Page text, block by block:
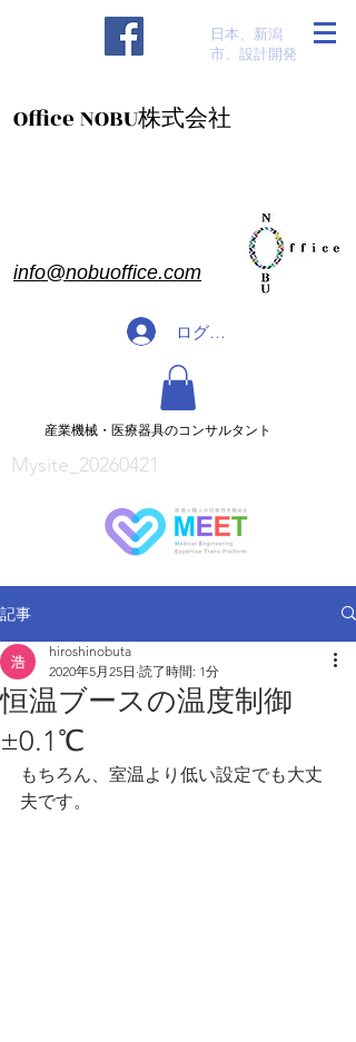
​日本、新潟
市、設計開発
​Office NOBU株式会社
​info@nobuoffice.com
ログイン
​産業機械・医療器具のコンサルタント
Mysite_20260421
記事
恒温ブースの温度制御
±0.1℃
hiroshinobuta
2020年5月25日 読了時間: 1分
もちろん、室温より低い設定でも大丈
夫です。